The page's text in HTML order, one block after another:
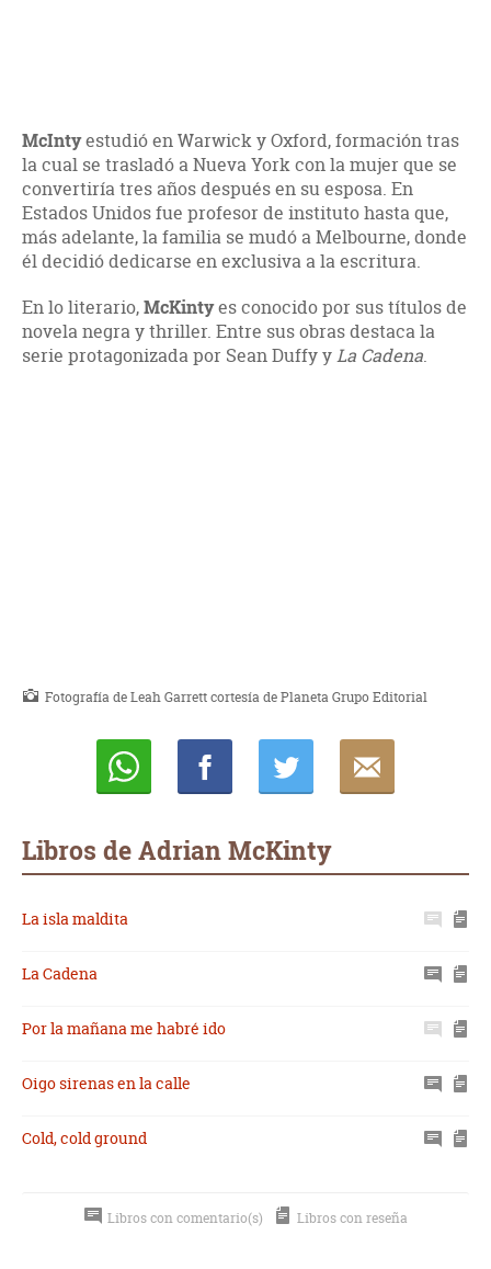
McIntyestudió en Warwick y Oxford, formación tras
la cual se trasladó a Nueva York con la mujer que se
convertiría tres años después en su esposa. En
Estados Unidos fue profesor de instituto hasta que,
más adelante, la familia se mudó a Melbourne, donde
él decidió dedicarse en exclusiva a la escritura.
En lo literario,McKintyes conocido por sus títulos de
novela negra y thriller. Entre sus obras destaca la
serie protagonizada por Sean Duffy yLa Cadena.
Fotografía de Leah Garrett cortesía de Planeta Grupo Editorial
Libros de Adrian McKinty
La isla maldita
La Cadena
Por la mañana me habré ido
Oigo sirenas en la calle
Cold, cold ground
Libros con comentario(s) Libros con reseña